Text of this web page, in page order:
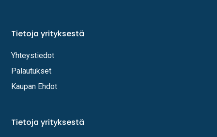
Tietoja yrityksestä
Yhteystiedot
Palautukset
Kaupan Ehdot
Tietoja yrityksestä